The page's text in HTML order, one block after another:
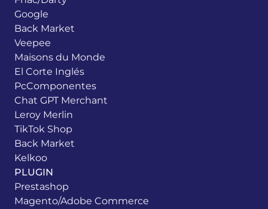
Google
Back Market
Veepee
Maisons du Monde
El Corte Inglés
PcComponentes
Chat GPT Merchant
Leroy Merlin
TikTok Shop
Back Market
Kelkoo
PLUGIN
Prestashop
Magento/Adobe Commerce